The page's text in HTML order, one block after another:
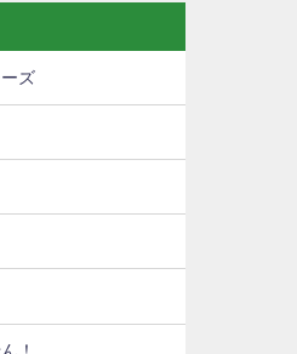
ズ
！